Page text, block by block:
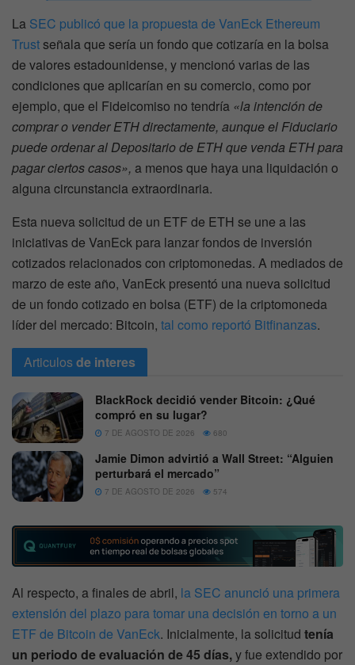
La SEC publicó que la propuesta de VanEck Ethereum
Trustseñala que sería un fondo que cotizaría en la bolsa
de valores estadounidense, y mencionó varias de las
condiciones que aplicarían en su comercio, como por
ejemplo, que el Fideicomiso no tendría «la intención de
comprar o vender ETH directamente, aunque el Fiduciario
puede ordenar al Depositario de ETH que venda ETH para
pagar ciertos casos», a menos que haya una liquidación o
alguna circunstancia extraordinaria.
Esta nueva solicitud de un ETF de ETH se une a las
iniciativas de VanEck para lanzar fondos de inversión
cotizados relacionados con criptomonedas. A mediados de
marzo de este año, VanEck presentó una nueva solicitud
de un fondo cotizado en bolsa (ETF) de la criptomoneda
líder del mercado: Bitcoin, tal como reportó Bitfinanzas.
Articulosde interes
BlackRock decidió vender Bitcoin: ¿Qué
compró en su lugar?
7 DE AGOSTO DE 2026 680
Jamie Dimon advirtió a Wall Street: “Alguien
perturbará el mercado”
7 DE AGOSTO DE 2026 574
Al respecto, a finales de abril, la SEC anunció una primera
extensión del plazo para tomar una decisión en torno a un
ETF de Bitcoin de VanEck. Inicialmente, la solicitud tenía
un periodo de evaluación de 45 días,y fue extendido por